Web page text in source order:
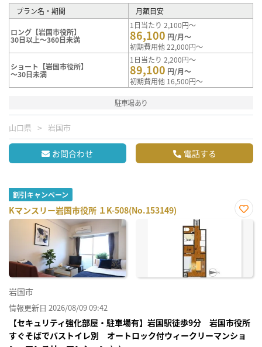
プラン名・期間 月額目安
ロング【岩国市役所】
30日以上～360日未満
1日当たり 2,100円～
86,100 円/月～
初期費用他 22,000円～
ショート【岩国市役所】
～30日未満
1日当たり 2,200円～
89,100 円/月～
初期費用他 16,500円～
駐車場あり
山口県 岩国市
お問合わせ 電話する
割引キャンペーン
Kマンスリー岩国市役所 １K-508(No.153149)
お気
岩国市
情報更新日 2026/08/09 09:42
【セキュリティ強化部屋・駐車場有】岩国駅徒歩9分 岩国市役所
すぐそばでバストイレ別 オートロック付ウィークリーマンショ